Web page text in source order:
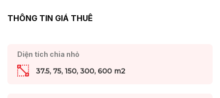
THÔNG TIN GIÁ THUÊ
Diện tích chia nhỏ
37.5, 75, 150, 300, 600 m2